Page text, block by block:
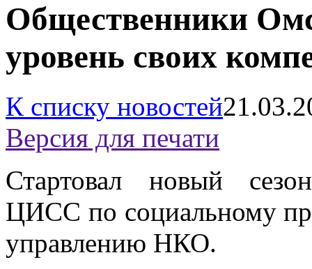
Общественники
уровень своих
К списку новостей
Версия для печати
Стартовал новый
ЦИСС по социальному
управлению НКО.